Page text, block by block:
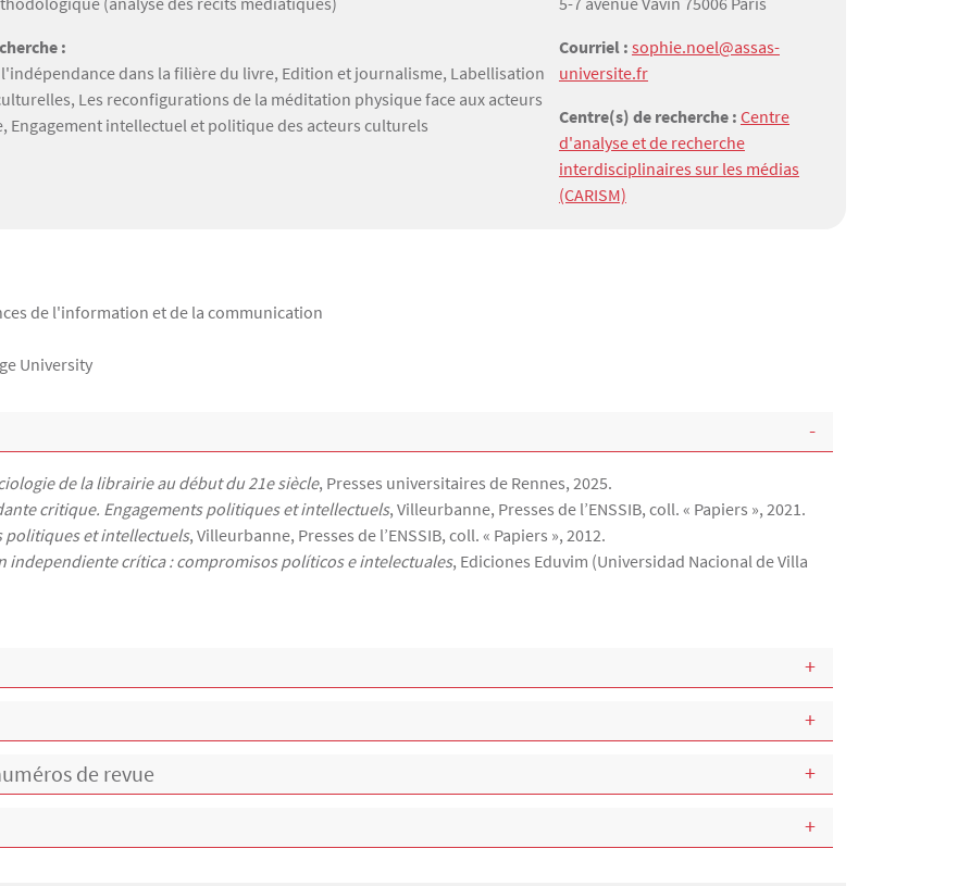
:
l'indépendance dans la filière du livre, Edition et journalisme, Labellisation
Les reconfigurations de la méditation physique face aux acteurs
Engagement intellectuel et politique des acteurs culturels
Courriel : sophie.noel@assas-
universite.fr
Centre(s) de recherche : Centre
d'analyse et de recherche
interdisciplinaires sur les médias
(CARISM)
de l'information et de la communication
University
de la librairie au début du 21e siècle, Presses universitaires de Rennes, 2025.
critique. Engagements politiques et intellectuels, Villeurbanne, Presses de l’ENSSIB, coll. « Papiers », 2021.
politiques et intellectuels, Villeurbanne, Presses de l’ENSSIB, coll. « Papiers », 2012.
independiente crítica : compromisos políticos e intelectuales, Ediciones Eduvim (Universidad Nacional de Villa
de revue